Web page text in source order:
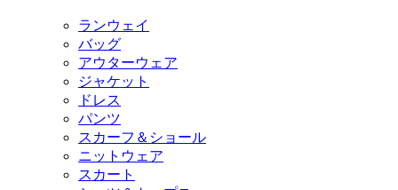
ランウェイ
バッグ
アウターウェア
ジャケット
ドレス
パンツ
スカーフ＆ショール
ニットウェア
スカート